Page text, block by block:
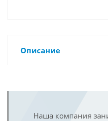
Описание
Наша компания